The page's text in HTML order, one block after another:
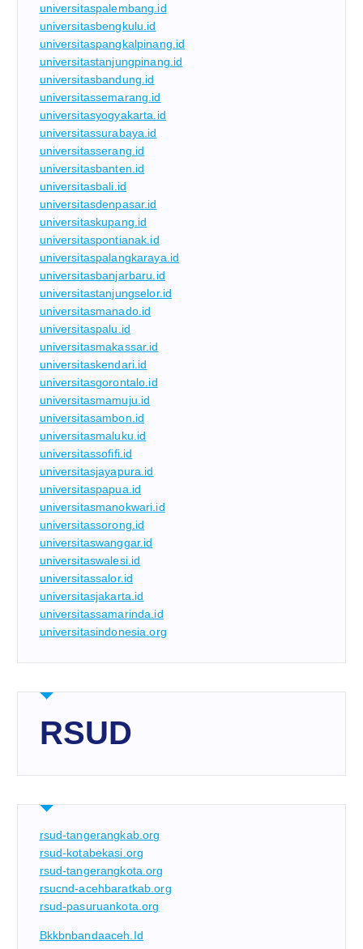
universitaspalembang.id
universitasbengkulu.id
universitaspangkalpinang.id
universitastanjungpinang.id
universitasbandung.id
universitassemarang.id
universitasyogyakarta.id
universitassurabaya.id
universitasserang.id
universitasbanten.id
universitasbali.id
universitasdenpasar.id
universitaskupang.id
universitaspontianak.id
universitaspalangkaraya.id
universitasbanjarbaru.id
universitastanjungselor.id
universitasmanado.id
universitaspalu.id
universitasmakassar.id
universitaskendari.id
universitasgorontalo.id
universitasmamuju.id
universitasambon.id
universitasmaluku.id
universitassofifi.id
universitasjayapura.id
universitaspapua.id
universitasmanokwari.id
universitassorong.id
universitaswanggar.id
universitaswalesi.id
universitassalor.id
universitasjakarta.id
universitassamarinda.id
universitasindonesia.org
RSUD
rsud-tangerangkab.org
rsud-kotabekasi.org
rsud-tangerangkota.org
rsucnd-acehbaratkab.org
rsud-pasuruankota.org
Bkkbnbandaaceh.id